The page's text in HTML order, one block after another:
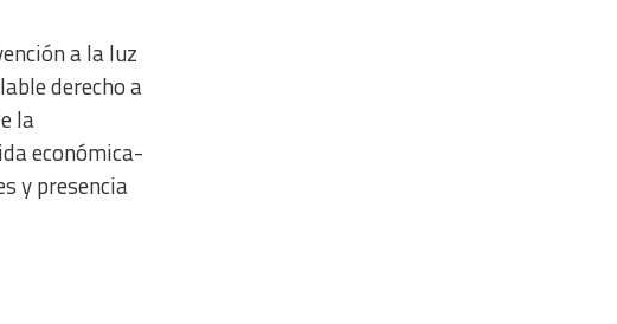
a la luz
derecho a
la
económica-
y presencia